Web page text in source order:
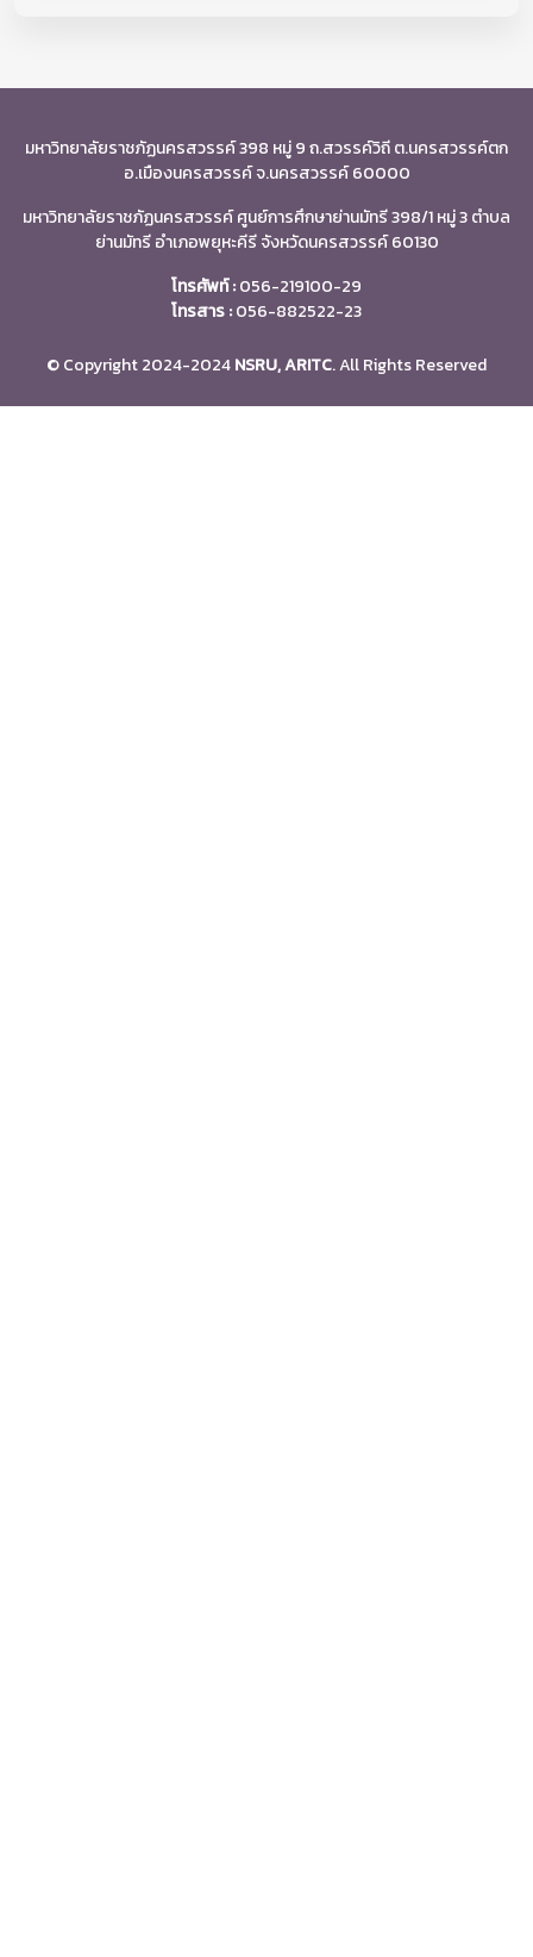
มหาวิทยาลัยราชภัฏนครสวรรค์ 398 หมู่ 9 ถ.สวรรค์วิถี ต.นครสวรรค์ตก
อ.เมืองนครสวรรค์ จ.นครสวรรค์ 60000
มหาวิทยาลัยราชภัฏนครสวรรค์ ศูนย์การศึกษาย่านมัทรี 398/1 หมู่ 3 ตำบล
ย่านมัทรี อำเภอพยุหะคีรี จังหวัดนครสวรรค์ 60130
โทรศัพท์ :056-219100-29
โทรสาร :056-882522-23
© Copyright 2024-2024NSRU, ARITC. All Rights Reserved